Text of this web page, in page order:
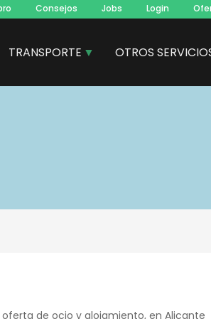
Consejos Jobs Login
TRANSPORTE OTROS
de ocio y alojamiento, en Alicante